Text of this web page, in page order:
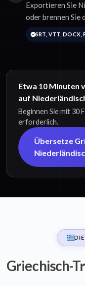
Exportieren Sie
oder brennen Sie
SRT, VTT, DOCX,
Etwa 10 Minuten
auf
Beginnen Sie mit 30
erforderlich.
Übersetze
DIE
Griechisch-